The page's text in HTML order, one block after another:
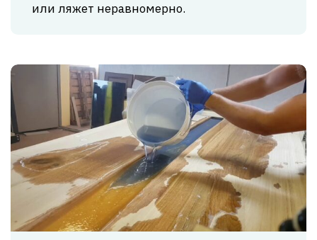
или ляжет неравномерно.